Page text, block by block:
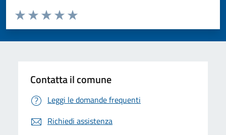
Valuta da 1 a 5 stelle la pagina
Valuta 5 stelle su 5
Valuta 4 stelle su 5
Valuta 3 stelle su 5
Valuta 2 stelle su 5
Valuta 1 stelle su 5
Contatta il comune
Leggi le domande frequenti
Richiedi assistenza